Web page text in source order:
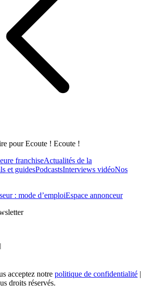
pour Ecoute ! Ecoute !
franchiseActualités de la
et guidesPodcastsInterviews vidéoNos
: mode d’emploiEspace annonceur
acceptez notre politique de confidentialité |
droits réservés.